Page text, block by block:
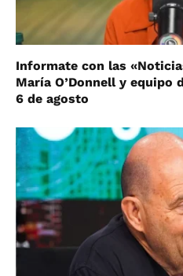
Informate con las
María O’Donnell y equipo
6 de agosto